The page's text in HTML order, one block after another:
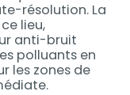
résolution. La
lieu,
anti-bruit
polluants en
les zones de